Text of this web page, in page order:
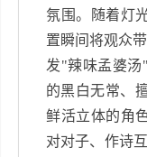
氛围。随着灯
置瞬间将观众
发"辣味孟婆汤"
的黑白无常、
鲜活立体的角
对对子、作诗